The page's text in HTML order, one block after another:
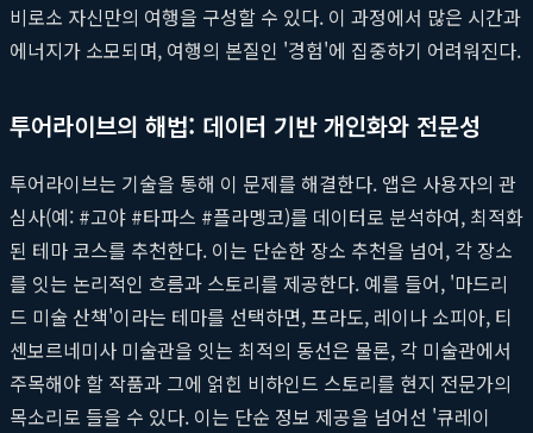
비로소 자신만의 여행을 구성할 수 있다. 이 과정에서 많은 시간과
에너지가 소모되며, 여행의 본질인 '경험'에 집중하기 어려워진다.
투어라이브의 해법: 데이터 기반 개인화와 전문성
투어라이브는 기술을 통해 이 문제를 해결한다. 앱은 사용자의 관
심사(예: #고야 #타파스 #플라멩코)를 데이터로 분석하여, 최적화
된 테마 코스를 추천한다. 이는 단순한 장소 추천을 넘어, 각 장소
를 잇는 논리적인 흐름과 스토리를 제공한다. 예를 들어, '마드리
드 미술 산책'이라는 테마를 선택하면, 프라도, 레이나 소피아, 티
센보르네미사 미술관을 잇는 최적의 동선은 물론, 각 미술관에서
주목해야 할 작품과 그에 얽힌 비하인드 스토리를 현지 전문가의
목소리로 들을 수 있다. 이는 단순 정보 제공을 넘어선 '큐레이